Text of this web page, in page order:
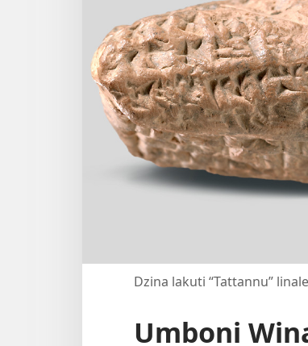
Dzina lakuti “Tattannu”
Umboni